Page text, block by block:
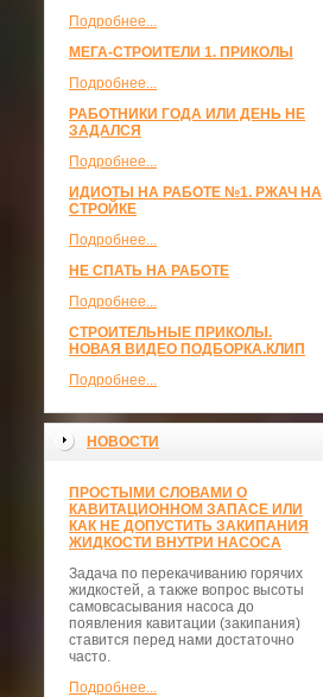
Подробнее...
МЕГА-СТРОИТЕЛИ 1. ПРИКОЛЫ
Подробнее...
РАБОТНИКИ ГОДА ИЛИ ДЕНЬ НЕ
ЗАДАЛСЯ
Подробнее...
ИДИОТЫ НА РАБОТЕ №1. РЖАЧ НА
СТРОЙКЕ
Подробнее...
НЕ СПАТЬ НА РАБОТЕ
Подробнее...
СТРОИТЕЛЬНЫЕ ПРИКОЛЫ.
НОВАЯ ВИДЕО ПОДБОРКА.КЛИП
Подробнее...
НОВОСТИ
ПРОСТЫМИ СЛОВАМИ О
КАВИТАЦИОННОМ ЗАПАСЕ ИЛИ
КАК НЕ ДОПУСТИТЬ ЗАКИПАНИЯ
ЖИДКОСТИ ВНУТРИ НАСОСА
Задача по перекачиванию горячих
жидкостей, а также вопрос высоты
самовсасывания насоса до
появления кавитации (закипания)
ставится перед нами достаточно
часто.
Подробнее...